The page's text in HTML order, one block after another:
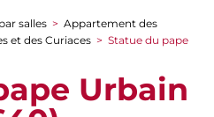
salles > Appartement des
et des Curiaces > Statue du pape
Urbain